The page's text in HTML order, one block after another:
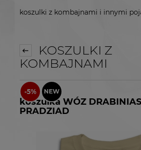
koszulki z kombajnami i innymi
KOSZULKI Z
KOMBAJNAMI
koszulka WÓZ
PRADZIAD